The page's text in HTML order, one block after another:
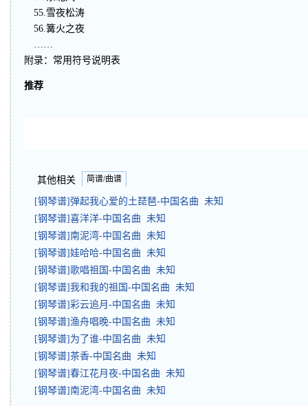
55.雪夜松涛
56.篝火之夜
……
附录：常用符号说明表
推荐
其他相关 简谱/曲谱
[钢琴谱]弹起我心爱的土琵琶-中国名曲 未知
[钢琴谱]喜洋洋-中国名曲 未知
[钢琴谱]南泥湾-中国名曲 未知
[钢琴谱]娃哈哈-中国名曲 未知
[钢琴谱]歌唱祖国-中国名曲 未知
[钢琴谱]我和我的祖国-中国名曲 未知
[钢琴谱]彩云追月-中国名曲 未知
[钢琴谱]渔舟唱晚-中国名曲 未知
[钢琴谱]为了谁-中国名曲 未知
[钢琴谱]茶香-中国名曲 未知
[钢琴谱]春江花月夜-中国名曲 未知
[钢琴谱]南泥湾-中国名曲 未知